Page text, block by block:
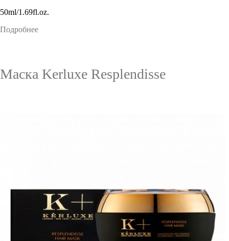
50ml/1.69fl.oz.
Подробнее
Маска Kerluxe Resplendisse